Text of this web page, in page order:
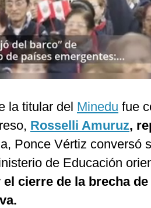
la titular del Minedu fue
Rosselli Amuruz,
Ponce Vértiz conversó
de Educación
cierre de la brecha de